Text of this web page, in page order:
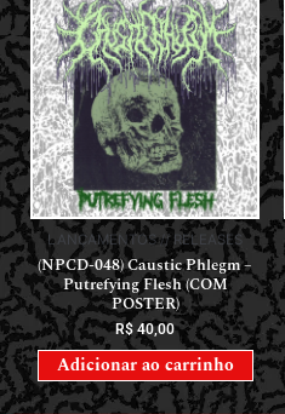
LANÇAMENTOS // RELEASES
(NPCD-048) Caustic Phlegm –
Putrefying Flesh (COM
POSTER)
R$ 40,00
Adicionar ao carrinho